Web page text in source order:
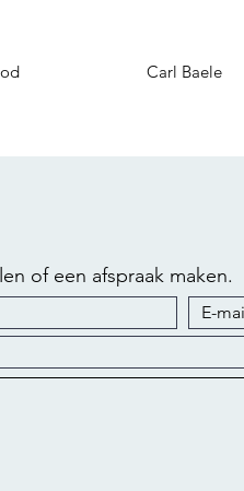
Carl Baele
of een afspraak maken.